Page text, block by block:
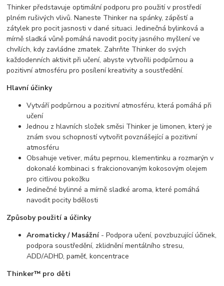
Thinker představuje optimální podporu pro použití v prostředí
plném rušivých vlivů. Naneste Thinker na spánky, zápěstí a
zátylek pro pocit jasnosti v dané situaci. Jedinečná bylinková a
mírně sladká vůně pomáhá navodit pocity jasného myšlení ve
chvílích, kdy zavládne zmatek. Zahrňte Thinker do svých
každodenních aktivit při učení, abyste vytvořili podpůrnou a
pozitivní atmosféru pro posílení kreativity a soustředění.
Hlavní účinky
Vytváří podpůrnou a pozitivní atmosféru, která pomáhá při
učení
Jednou z hlavních složek směsi Thinker je limonen, který je
znám svou schopností vytvořit povznášející a pozitivní
atmosféru
Obsahuje vetiver, mátu peprnou, klementinku a rozmarýn v
dokonalé kombinaci s frakcionovaným kokosovým olejem
pro citlivou pokožku
Jedinečné bylinné a mírně sladké aroma, které pomáhá
navodit pocity bdělosti
Způsoby použití a účinky
Aromaticky / Masážní- Podpora učení, povzbuzující účinek,
podpora soustředění, zklidnění mentálního stresu,
ADD/ADHD, paměť, koncentrace
Thinker™ pro děti